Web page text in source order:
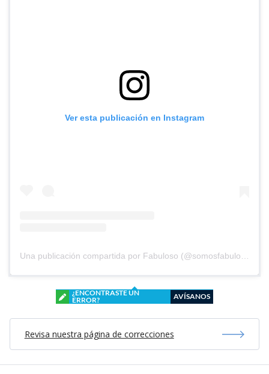
Ver esta publicación en Instagram
Una publicación compartida por Fabuloso (@somosfabuloso)
¿ENCONTRASTE UN
ERROR?
AVÍSANOS
Revisa nuestra página de correcciones